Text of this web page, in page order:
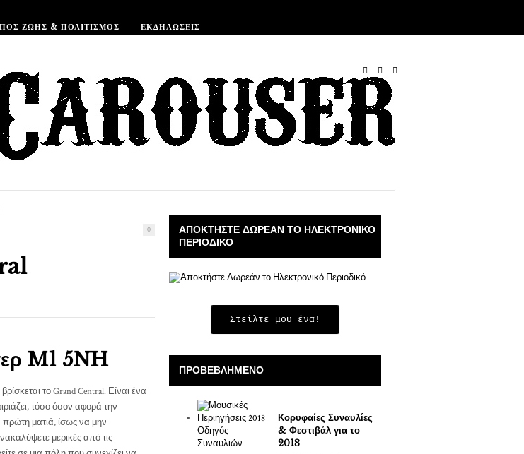
ΖΩΉΣ & ΠΟΛΙΤΙΣΜΌΣ ΕΚΔΗΛΏΣΕΙΣ
0
M1 5NH
το Grand Central. Είναι ένα
τόσο όσον αφορά την
πρώτη ματιά, ίσως να μην
μερικές από τις
ΑΠΟΚΤΉΣΤΕ ΔΩΡΕΆΝ ΤΟ ΗΛΕΚΤΡΟΝΙΚΌ
ΠΕΡΙΟΔΙΚΌ
Στείλτε μου ένα!
ΠΡΟΒΕΒΛΗΜΈΝΟ
Κορυφαίες Συναυλίες
& Φεστιβάλ για το
2018